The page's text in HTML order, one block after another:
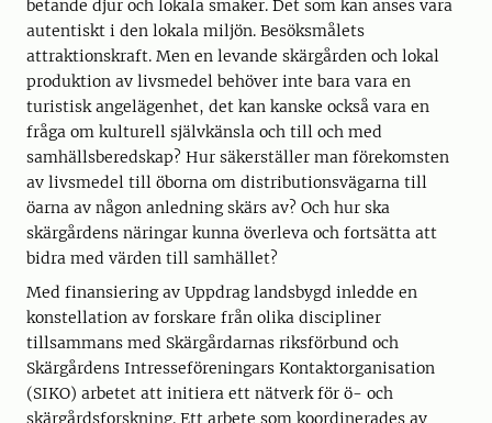
betande djur och lokala smaker. Det som kan anses vara
autentiskt i den lokala miljön. Besöksmålets
attraktionskraft. Men en levande skärgården och lokal
produktion av livsmedel behöver inte bara vara en
turistisk angelägenhet, det kan kanske också vara en
fråga om kulturell självkänsla och till och med
samhällsberedskap? Hur säkerställer man förekomsten
av livsmedel till öborna om distributionsvägarna till
öarna av någon anledning skärs av? Och hur ska
skärgårdens näringar kunna överleva och fortsätta att
bidra med värden till samhället?
Med finansiering av Uppdrag landsbygd inledde en
konstellation av forskare från olika discipliner
tillsammans med Skärgårdarnas riksförbund och
Skärgårdens Intresseföreningars Kontaktorganisation
(SIKO) arbetet att initiera ett nätverk för ö- och
skärgårdsforskning. Ett arbete som koordinerades av